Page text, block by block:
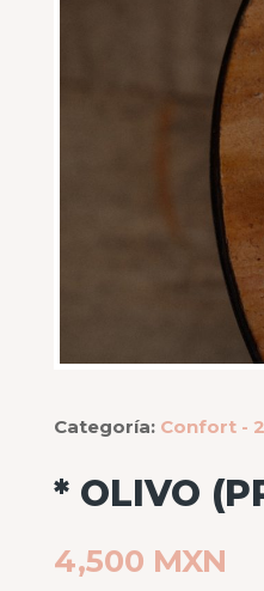
Categoría: Confort -
* OLIVO
4,500 MXN